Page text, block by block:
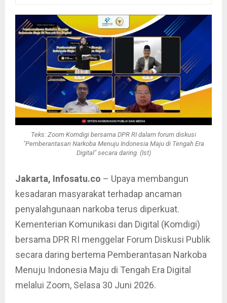
Teks: Zoom Komdigi bersama DPR RI dalam forum diskusi
"Pemberantasan Narkoba Menuju Indonesia Maju di Tengah Era
Digital" secara daring. (Ist)
Jakarta, Infosatu.co – Upaya membangun
kesadaran masyarakat terhadap ancaman
penyalahgunaan narkoba terus diperkuat.
Kementerian Komunikasi dan Digital (Komdigi)
bersama DPR RI menggelar Forum Diskusi Publik
secara daring bertema Pemberantasan Narkoba
Menuju Indonesia Maju di Tengah Era Digital
melalui Zoom, Selasa 30 Juni 2026.